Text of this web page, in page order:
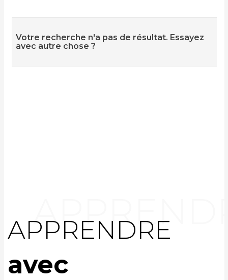
Votre recherche n'a pas de résultat. Essayez
avec autre chose ?
APPRENDRE
avec